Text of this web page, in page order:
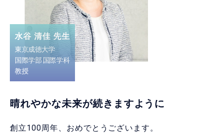
水谷 清佳 先生
東京成徳大学
国際学部 国際学科
教授
晴れやかな未来が続きますように
創立100周年、おめでとうございます。